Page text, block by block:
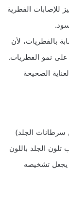
للإصابات الفطرية
بالفطريات، لأن
على نمو الفطريات.
الصحيحة
سرطانات الجلد)
الجلد باللون
يجعل تشخيصه